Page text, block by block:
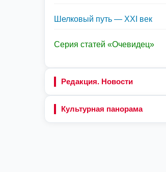
Шелковый путь — XXI век
Серия статей «Очевидец»
Редакция. Новости
Культурная панорама